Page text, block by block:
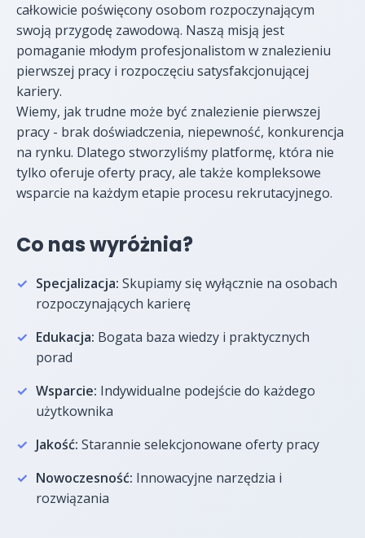
całkowicie poświęcony osobom rozpoczynającym
swoją przygodę zawodową. Naszą misją jest
pomaganie młodym profesjonalistom w znalezieniu
pierwszej pracy i rozpoczęciu satysfakcjonującej
kariery.
Wiemy, jak trudne może być znalezienie pierwszej
pracy - brak doświadczenia, niepewność, konkurencja
na rynku. Dlatego stworzyliśmy platformę, która nie
tylko oferuje oferty pracy, ale także kompleksowe
wsparcie na każdym etapie procesu rekrutacyjnego.
Co nas wyróżnia?
Specjalizacja: Skupiamy się wyłącznie na osobach
rozpoczynających karierę
Edukacja: Bogata baza wiedzy i praktycznych
porad
Wsparcie: Indywidualne podejście do każdego
użytkownika
Jakość: Starannie selekcjonowane oferty pracy
Nowoczesność: Innowacyjne narzędzia i
rozwiązania